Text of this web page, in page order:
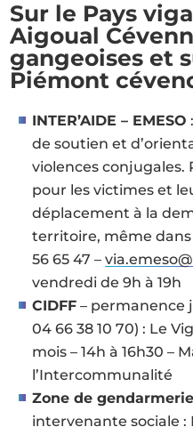
Sur le Pays
Aigoual
gangeoises et
Piémont
INTER’AIDE – EMESO
de soutien et
violences
pour les victimes et
déplacement à la
territoire, même dans
56 65 47 –
vendredi de 9h à 19h
CIDFF – permanence
04 66 38 10 70) : Le
mois – 14h à 16h30 –
l’Intercommunalité
Zone de
intervenante sociale :